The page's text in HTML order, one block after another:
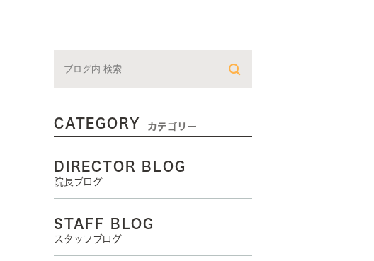
CATEGORY カテゴリー
DIRECTOR BLOG
院長ブログ
STAFF BLOG
スタッフブログ